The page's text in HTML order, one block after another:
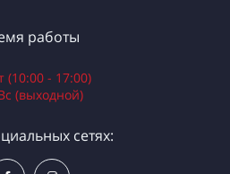
работы
(10:00 - 17:00)
(выходной)
сетях: